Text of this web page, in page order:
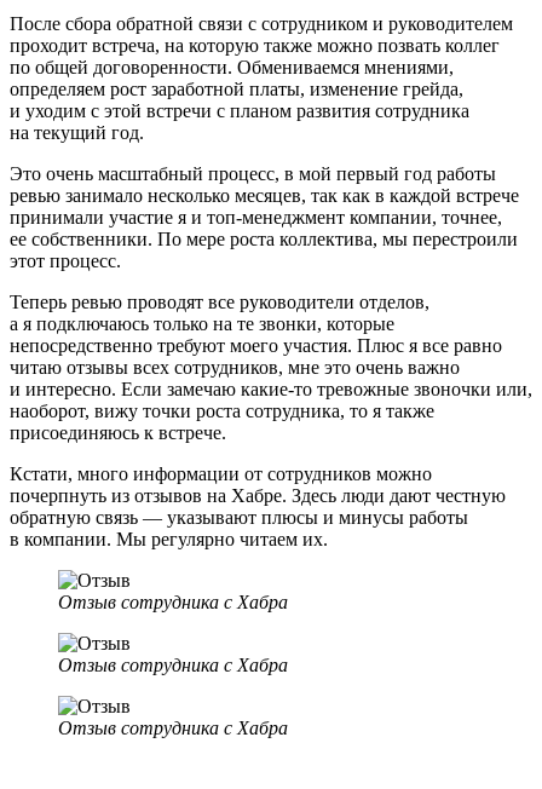
После сбора обратной связи с сотрудником и руководителем
проходит встреча, на которую также можно позвать коллег
по общей договоренности. Обмениваемся мнениями,
определяем рост заработной платы, изменение грейда,
и уходим с этой встречи с планом развития сотрудника
на текущий год.
Это очень масштабный процесс, в мой первый год работы
ревью занимало несколько месяцев, так как в каждой встрече
принимали участие я и топ-менеджмент компании, точнее,
ее собственники. По мере роста коллектива, мы перестроили
этот процесс.
Теперь ревью проводят все руководители отделов,
а я подключаюсь только на те звонки, которые
непосредственно требуют моего участия. Плюс я все равно
читаю отзывы всех сотрудников, мне это очень важно
и интересно. Если замечаю какие-то тревожные звоночки или,
наоборот, вижу точки роста сотрудника, то я также
присоединяюсь к встрече.
Кстати, много информации от сотрудников можно
почерпнуть из отзывов на Хабре. Здесь люди дают честную
обратную связь — указывают плюсы и минусы работы
в компании. Мы регулярно читаем их.
Отзыв сотрудника с Хабра
Отзыв сотрудника с Хабра
Отзыв сотрудника с Хабра